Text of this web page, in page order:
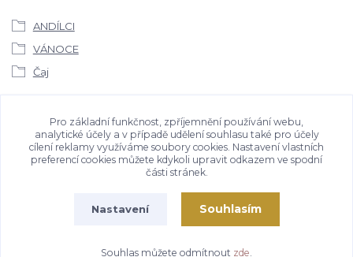
ANDÍLCI
VÁNOCE
Čaj
Ke stažení
Bezpečností upozornění
Pro základní funkčnost, zpříjemnění používání webu,
analytické účely a v případě udělení souhlasu také pro účely
cílení reklamy využíváme soubory cookies. Nastavení vlastních
preferencí cookies můžete kdykoli upravit odkazem ve spodní
části stránek.
Nastavení Souhlasím
Souhlas můžete odmítnout zde